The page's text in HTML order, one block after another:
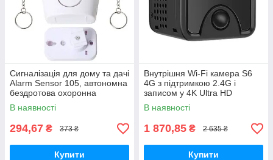
Сигналізація для дому та дачі
Alarm Sensor 105, автономна
бездротова охоронна
система з датчиком руху та
сиреною, 2 брелоки
В наявності
294,67 ₴ 373 ₴
Купити
Внутрішня Wi-Fi камера S6
4G з підтримкою 2.4G і
записом у 4K Ultra HD
В наявності
1 870,85 ₴ 2 635 ₴
Купити